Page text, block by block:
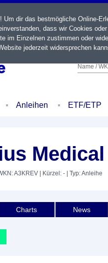
Name /
Anleihen ETF/ETP
A3KREV | Kürzel: - | Typ: Anleihe
Charts News
Um dir das bestmögliche Online-
dass wir Cookies
im Einzelnen zustimmen oder
jederzeit widersprechen